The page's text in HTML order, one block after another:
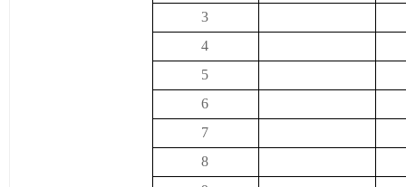
3
4
5
6
7
8